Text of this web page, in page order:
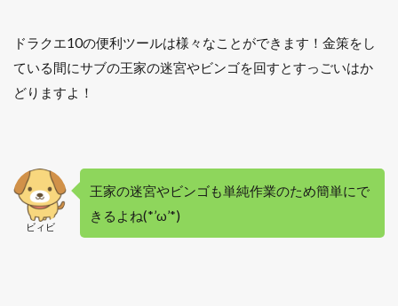
ドラクエ10の便利ツールは様々なことができます！金策をし
ている間にサブの王家の迷宮やビンゴを回すとすっごいはか
どりますよ！
ビィビ
王家の迷宮やビンゴも単純作業のため簡単にで
きるよね(*’ω’*)